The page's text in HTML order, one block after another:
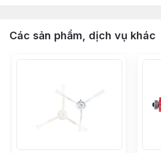
Các sản phẩm, dịch vụ khác